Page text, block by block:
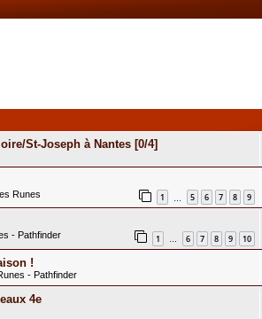
St-Joseph à Nantes [0/4]
Runes 1 5 6 7 8 9
- Pathfinder 1 … 6 7 8 9 10
!
- Pathfinder
4e